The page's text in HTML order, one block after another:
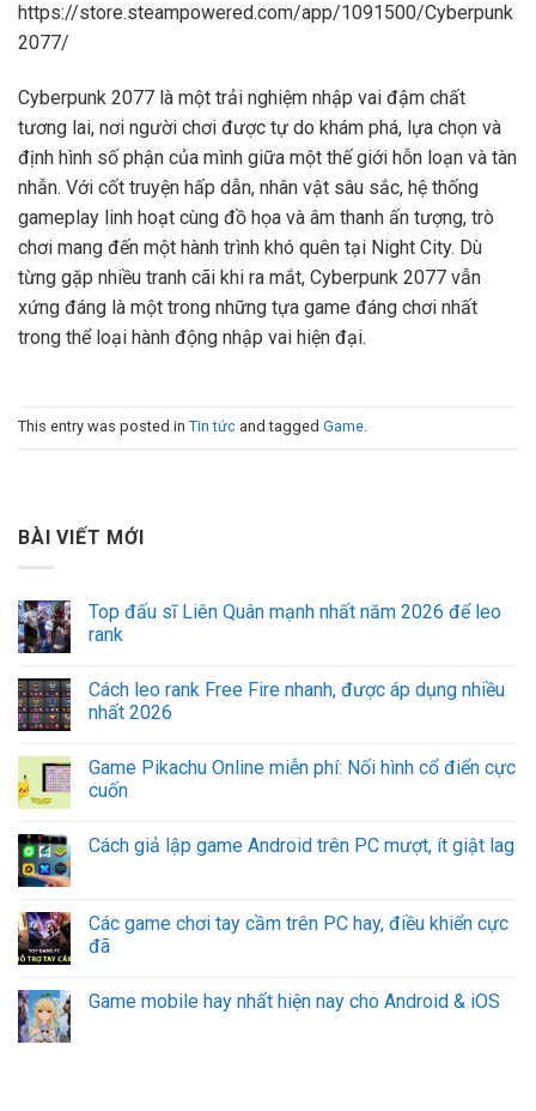
https://store.steampowered.com/app/1091500/Cyberpunk
2077/
Cyberpunk 2077 là một trải nghiệm nhập vai đậm chất
tương lai, nơi người chơi được tự do khám phá, lựa chọn và
định hình số phận của mình giữa một thế giới hỗn loạn và tàn
nhẫn. Với cốt truyện hấp dẫn, nhân vật sâu sắc, hệ thống
gameplay linh hoạt cùng đồ họa và âm thanh ấn tượng, trò
chơi mang đến một hành trình khó quên tại Night City. Dù
từng gặp nhiều tranh cãi khi ra mắt, Cyberpunk 2077 vẫn
xứng đáng là một trong những tựa game đáng chơi nhất
trong thể loại hành động nhập vai hiện đại.
This entry was posted in Tin tức and tagged Game.
BÀI VIẾT MỚI
Top đấu sĩ Liên Quân mạnh nhất năm 2026 để leo
rank
Cách leo rank Free Fire nhanh, được áp dụng nhiều
nhất 2026
Game Pikachu Online miễn phí: Nối hình cổ điển cực
cuốn
Cách giả lập game Android trên PC mượt, ít giật lag
Các game chơi tay cầm trên PC hay, điều khiển cực
đã
Game mobile hay nhất hiện nay cho Android & iOS